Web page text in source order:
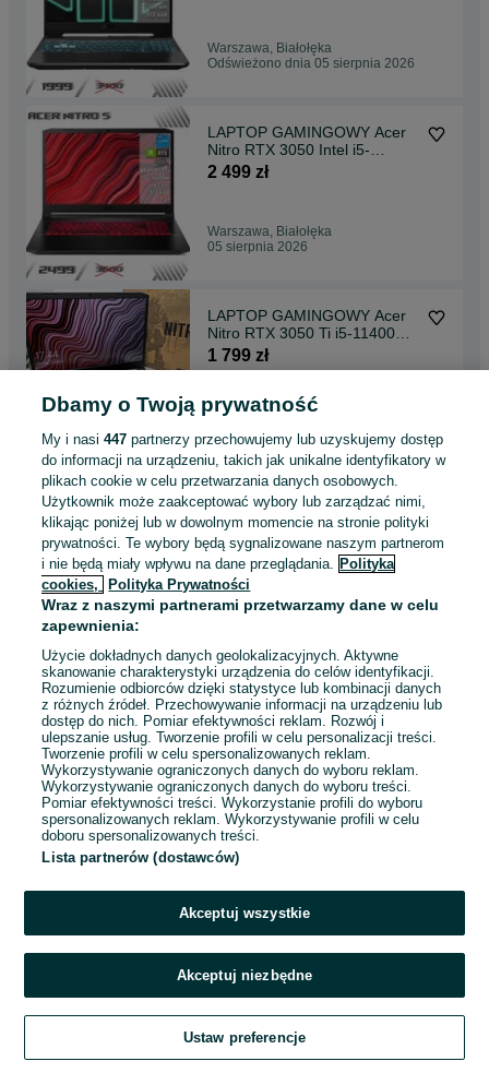
Warszawa, Białołęka
Odświeżono dnia 05 sierpnia 2026
LAPTOP GAMINGOWY Acer
Nitro RTX 3050 Intel i5-
11400H 144 hz
2 499 zł
Warszawa, Białołęka
05 sierpnia 2026
LAPTOP GAMINGOWY Acer
Nitro RTX 3050 Ti i5-11400H
144hz Komputer
1 799 zł
Warszawa, Białołęka
05 sierpnia 2026
LAPTOP GAMINGOWY
Lenovo Ideapad Gaming GTX
1650 Ti i5-10300H 16 ram
1 699 zł
Warszawa, Białołęka
05 sierpnia 2026
1 2 3 ... 17
Zadzwoń / SMS
Szukaj Obserwujesz Dodaj Czat Konto
Dbamy o Twoją prywatność
My i nasi447 partnerzy przechowujemy lub uzyskujemy dostęp
do informacji na urządzeniu, takich jak unikalne identyfikatory w
plikach cookie w celu przetwarzania danych osobowych.
Użytkownik może zaakceptować wybory lub zarządzać nimi,
klikając poniżej lub w dowolnym momencie na stronie polityki
prywatności. Te wybory będą sygnalizowane naszym partnerom
i nie będą miały wpływu na dane przeglądania. Polityka
cookies,
Polityka Prywatności
Wraz z naszymi partnerami przetwarzamy dane w celu
zapewnienia:
Użycie dokładnych danych geolokalizacyjnych. Aktywne
skanowanie charakterystyki urządzenia do celów identyfikacji.
Rozumienie odbiorców dzięki statystyce lub kombinacji danych
z różnych źródeł. Przechowywanie informacji na urządzeniu lub
dostęp do nich. Pomiar efektywności reklam. Rozwój i
ulepszanie usług. Tworzenie profili w celu personalizacji treści.
Tworzenie profili w celu spersonalizowanych reklam.
Wykorzystywanie ograniczonych danych do wyboru reklam.
Wykorzystywanie ograniczonych danych do wyboru treści.
Pomiar efektywności treści. Wykorzystanie profili do wyboru
spersonalizowanych reklam. Wykorzystywanie profili w celu
doboru spersonalizowanych treści.
Lista partnerów (dostawców)
Akceptuj wszystkie
Akceptuj niezbędne
Ustaw preferencje